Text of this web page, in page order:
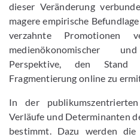
dieser Veränderung
magere empirische
verzahnte Promotionen
medienökonomischer
Perspektive, den
Fragmentierung online zu
In der
Verläufe und Determinanten
bestimmt. Dazu werden